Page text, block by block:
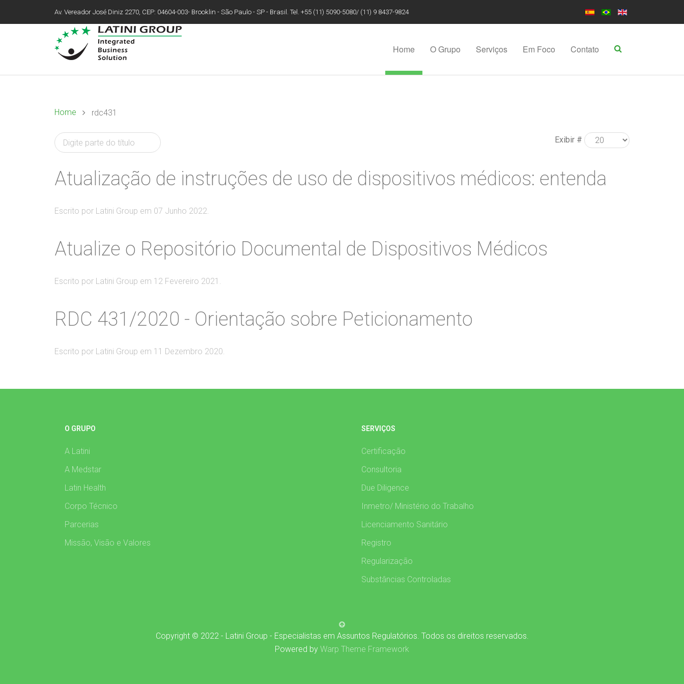
Av. Vereador José Diniz 2270, CEP: 04604-003- Brooklin - São Paulo - SP - Brasil. Tel. +55 (11) 5090-5080/ (11) 9 8437-9824
Home O Grupo Serviços Em Foco Contato
Home rdc431
Exibir #
Atualização de instruções de uso de dispositivos médicos: entenda
Escrito por Latini Group em 07 Junho 2022.
Atualize o Repositório Documental de Dispositivos Médicos
Escrito por Latini Group em 12 Fevereiro 2021 .
RDC 431/2020 - Orientação sobre Peticionamento
Escrito por Latini Group em 11 Dezembro 2020.
O GRUPO
A Latini
A Medstar
Latin Health
Corpo Técnico
Parcerias
Missão, Visão e Valores
SERVIÇOS
Certificação
Consultoria
Due Diligence
Inmetro/ Ministério do Trabalho
Licenciamento Sanitário
Registro
Regularização
Substâncias Controladas
Copyright © 2022 - Latini Group - Especialistas em Assuntos Regulatórios. Todos os direitos reservados.
Powered by Warp Theme Framework